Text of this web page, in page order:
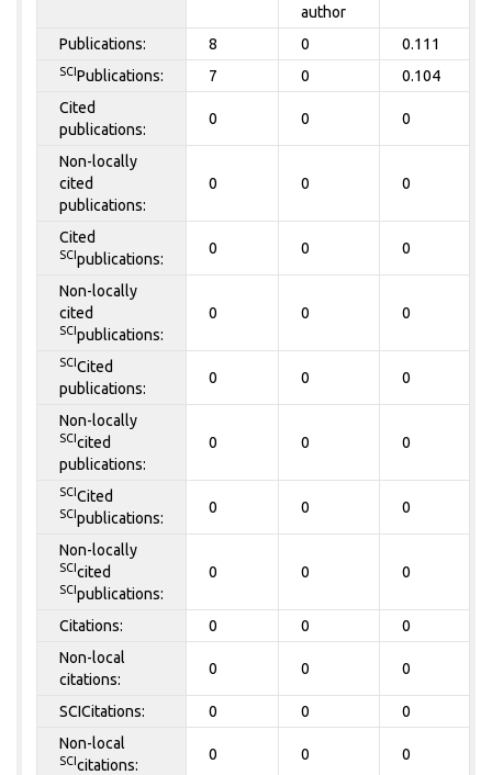
author
Publications: 8 0 0.111
SCIPublications: 7 0 0.104
Cited
publications:
0 0 0
Non-locally
cited
publications:
0 0 0
Cited
SCIpublications:
0 0 0
Non-locally
cited
SCIpublications:
0 0 0
SCICited
publications:
0 0 0
Non-locally
SCIcited
publications:
0 0 0
SCICited
SCIpublications:
0 0 0
Non-locally
SCIcited
SCIpublications:
0 0 0
Citations: 0 0 0
Non-local
citations:
0 0 0
SCICitations: 0 0 0
Non-local
SCIcitations:
0 0 0